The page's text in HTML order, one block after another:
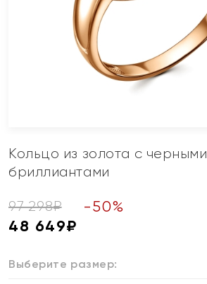
Кольцо из золота с черными
бриллиантами
97 298₽ -50%
48 649₽
Выберите размер: